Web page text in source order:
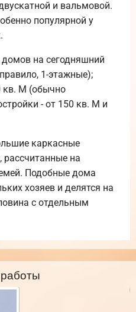
и вальмовой.
популярной у
на сегодняшний
1-этажные);
кв. М (обычно
- от 150 кв. М и
каркасные
рассчитанные на
Подобные дома
хозяев и делятся на
с отдельным